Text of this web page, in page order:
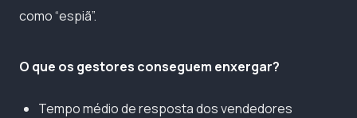
como “espiã”.
O que os gestores conseguem enxergar?
Tempo médio de resposta dos vendedores